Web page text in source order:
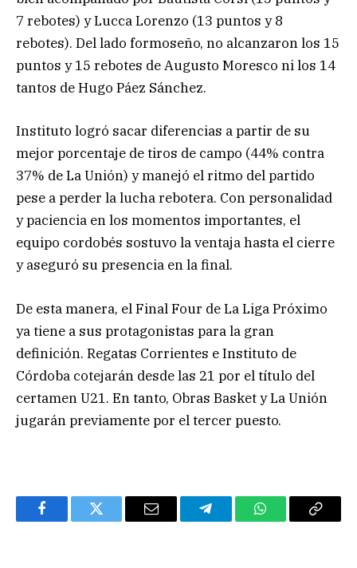
7 rebotes) y Lucca Lorenzo (13 puntos y 8
rebotes). Del lado formoseño, no alcanzaron los 15
puntos y 15 rebotes de Augusto Moresco ni los 14
tantos de Hugo Páez Sánchez.
Instituto logró sacar diferencias a partir de su
mejor porcentaje de tiros de campo (44% contra
37% de La Unión) y manejó el ritmo del partido
pese a perder la lucha rebotera. Con personalidad
y paciencia en los momentos importantes, el
equipo cordobés sostuvo la ventaja hasta el cierre
y aseguró su presencia en la final.
De esta manera, el Final Four de La Liga Próximo
ya tiene a sus protagonistas para la gran
definición. Regatas Corrientes e Instituto de
Córdoba cotejarán desde las 21 por el título del
certamen U21. En tanto, Obras Basket y La Unión
jugarán previamente por el tercer puesto.
FacebookTwitter Email TelegramWhatsAppCopy